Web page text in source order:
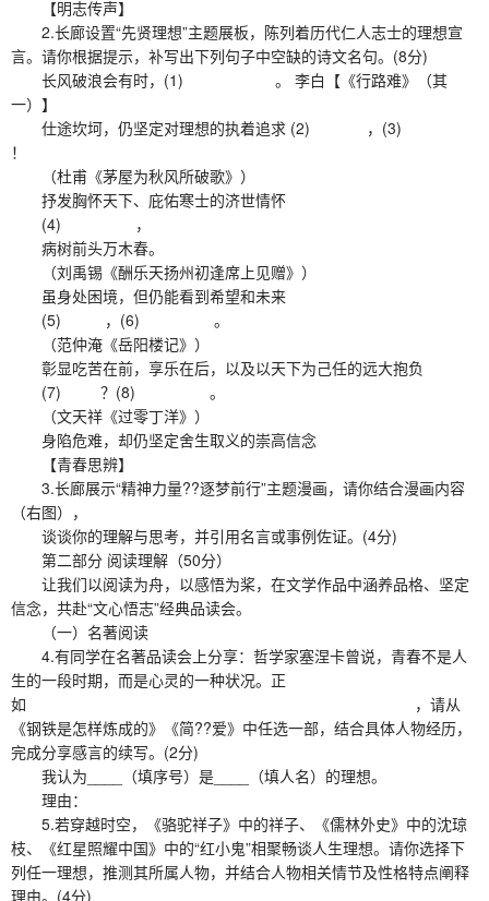
【明志传声】
2.长廊设置“先贤理想”主题展板，陈列着历代仁人志士的理想宣
言。请你根据提示，补写出下列句子中空缺的诗文名句。(8分)
长风破浪会有时，(1) 。 李白【《行路难》（其
一）】
仕途坎坷，仍坚定对理想的执着追求 (2) ，(3)
！
（杜甫《茅屋为秋风所破歌》）
抒发胸怀天下、庇佑寒士的济世情怀
(4) ，
病树前头万木春。
（刘禹锡《酬乐天扬州初逢席上见赠》）
虽身处困境，但仍能看到希望和未来
(5) ，(6) 。
（范仲淹《岳阳楼记》）
彰显吃苦在前，享乐在后，以及以天下为己任的远大抱负
(7) ？(8) 。
（文天祥《过零丁洋》）
身陷危难，却仍坚定舍生取义的崇高信念
【青春思辨】
3.长廊展示“精神力量??逐梦前行”主题漫画，请你结合漫画内容
（右图），
谈谈你的理解与思考，并引用名言或事例佐证。(4分)
第二部分 阅读理解（50分）
让我们以阅读为舟，以感悟为桨，在文学作品中涵养品格、坚定
信念，共赴“文心悟志”经典品读会。
（一）名著阅读
4.有同学在名著品读会上分享：哲学家塞涅卡曾说，青春不是人
生的一段时期，而是心灵的一种状况。正
如 ，请从
《钢铁是怎样炼成的》《简??爱》中任选一部，结合具体人物经历，
完成分享感言的续写。(2分)
我认为____（填序号）是____（填人名）的理想。
理由：
5.若穿越时空，《骆驼祥子》中的祥子、《儒林外史》中的沈琼
枝、《红星照耀中国》中的“红小鬼”相聚畅谈人生理想。请你选择下
列任一理想，推测其所属人物，并结合人物相关情节及性格特点阐释
理由。(4分)